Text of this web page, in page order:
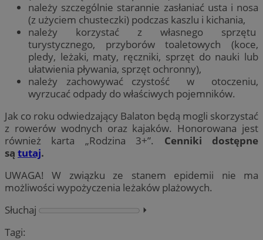
należy szczególnie starannie zasłaniać usta i nosa
(z użyciem chusteczki) podczas kaszlu i kichania,
należy korzystać z własnego sprzętu
turystycznego, przyborów toaletowych (koce,
pledy, leżaki, maty, ręczniki, sprzęt do nauki lub
ułatwienia pływania, sprzęt ochronny),
należy zachowywać czystość w otoczeniu,
wyrzucać odpady do właściwych pojemników.
Jak co roku odwiedzający Balaton będą mogli skorzystać
z rowerów wodnych oraz kajaków. Honorowana jest
również karta „Rodzina 3+”. Cenniki dostępne
są tutaj.
UWAGA! W związku ze stanem epidemii nie ma
możliwości wypożyczenia leżaków plażowych.
Słuchaj
⏵︎
Tagi: